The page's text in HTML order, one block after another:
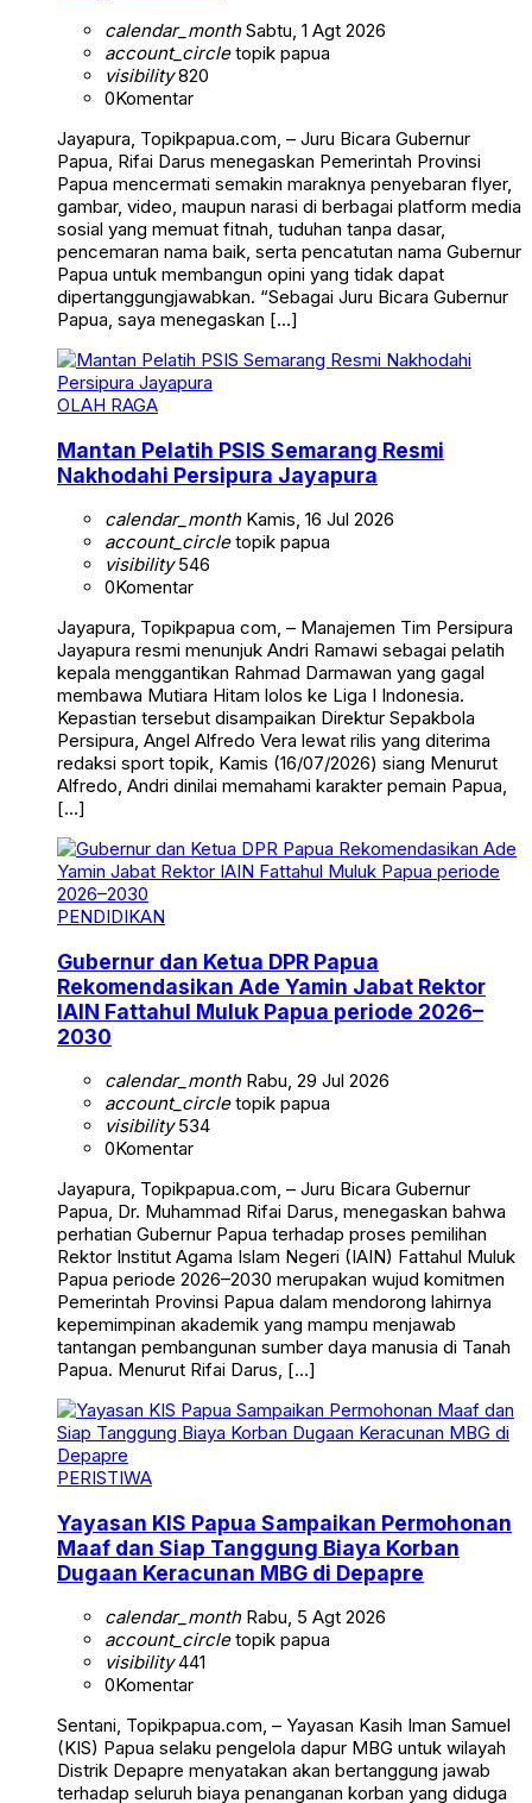
calendar_monthSabtu, 1 Agt 2026
account_circletopik papua
visibility820
0Komentar
Jayapura, Topikpapua.com, – Juru Bicara Gubernur
Papua, Rifai Darus menegaskan Pemerintah Provinsi
Papua mencermati semakin maraknya penyebaran flyer,
gambar, video, maupun narasi di berbagai platform media
sosial yang memuat fitnah, tuduhan tanpa dasar,
pencemaran nama baik, serta pencatutan nama Gubernur
Papua untuk membangun opini yang tidak dapat
dipertanggungjawabkan. “Sebagai Juru Bicara Gubernur
Papua, saya menegaskan […]
OLAH RAGA
Mantan Pelatih PSIS Semarang Resmi
Nakhodahi Persipura Jayapura
calendar_monthKamis, 16 Jul 2026
account_circletopik papua
visibility546
0Komentar
Jayapura, Topikpapua com, – Manajemen Tim Persipura
Jayapura resmi menunjuk Andri Ramawi sebagai pelatih
kepala menggantikan Rahmad Darmawan yang gagal
membawa Mutiara Hitam lolos ke Liga I Indonesia.
Kepastian tersebut disampaikan Direktur Sepakbola
Persipura, Angel Alfredo Vera lewat rilis yang diterima
redaksi sport topik, Kamis (16/07/2026) siang Menurut
Alfredo, Andri dinilai memahami karakter pemain Papua,
[…]
PENDIDIKAN
Gubernur dan Ketua DPR Papua
Rekomendasikan Ade Yamin Jabat Rektor
IAIN Fattahul Muluk Papua periode 2026–
2030
calendar_monthRabu, 29 Jul 2026
account_circletopik papua
visibility534
0Komentar
Jayapura, Topikpapua.com, – Juru Bicara Gubernur
Papua, Dr. Muhammad Rifai Darus, menegaskan bahwa
perhatian Gubernur Papua terhadap proses pemilihan
Rektor Institut Agama Islam Negeri (IAIN) Fattahul Muluk
Papua periode 2026–2030 merupakan wujud komitmen
Pemerintah Provinsi Papua dalam mendorong lahirnya
kepemimpinan akademik yang mampu menjawab
tantangan pembangunan sumber daya manusia di Tanah
Papua. Menurut Rifai Darus, […]
PERISTIWA
Yayasan KIS Papua Sampaikan Permohonan
Maaf dan Siap Tanggung Biaya Korban
Dugaan Keracunan MBG di Depapre
calendar_monthRabu, 5 Agt 2026
account_circletopik papua
visibility441
0Komentar
Sentani, Topikpapua.com, – Yayasan Kasih Iman Samuel
(KIS) Papua selaku pengelola dapur MBG untuk wilayah
Distrik Depapre menyatakan akan bertanggung jawab
terhadap seluruh biaya penanganan korban yang diduga